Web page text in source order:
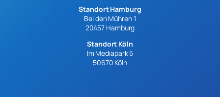
Standort Hamburg
Bei den Mühren 1
20457 Hamburg
Standort Köln
Im Mediapark 5
50670 Köln